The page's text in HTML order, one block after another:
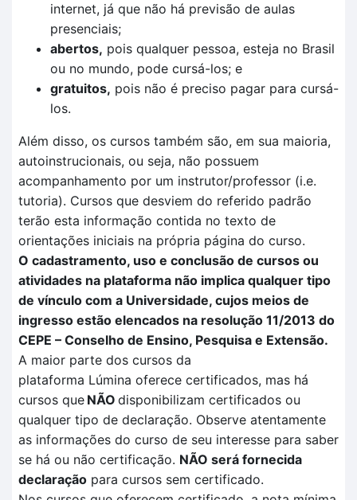
internet, já que não há previsão de aulas
presenciais;
abertos, pois qualquer pessoa, esteja no Brasil
ou no mundo, pode cursá-los; e
gratuitos, pois não é preciso pagar para cursá-
los.
Além disso, os cursos também são, em sua maioria,
autoinstrucionais, ou seja, não possuem
acompanhamento por um instrutor/professor (i.e.
tutoria). Cursos que desviem do referido padrão
terão esta informação contida no texto de
orientações iniciais na própria página do curso.
O cadastramento, uso e conclusão de cursos ou
atividades na plataforma não implica qualquer tipo
de vínculo com a Universidade, cujos meios de
ingresso estão elencados na resolução 11/2013 do
CEPE – Conselho de Ensino, Pesquisa e Extensão.
A maior parte dos cursos da
plataforma Lúmina oferece certificados, mas há
cursos que NÃO disponibilizam certificados ou
qualquer tipo de declaração. Observe atentamente
as informações do curso de seu interesse para saber
se há ou não certificação. NÃO será fornecida
declaração para cursos sem certificado.